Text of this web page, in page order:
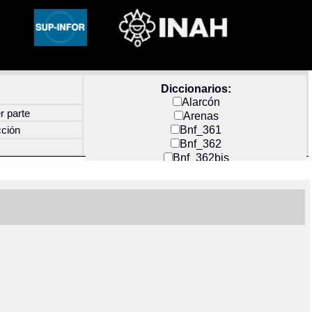
Diccionarios:
Alarcón
Arenas
Bnf_361
Bnf_362
Bnf_362bis
Docs_México
parte